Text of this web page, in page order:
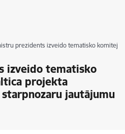
prezidents izveido tematisko komiteju
izveido tematisko
projekta
jautājumu